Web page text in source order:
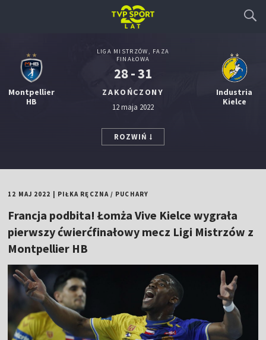
Montpellier
HB
LIGA MISTRZÓW, FAZA
FINAŁOWA
28 - 31
ZAKOŃCZONY
12 maja 2022
Industria
Kielce
ROZWIŃ
12 MAJ 2022 PIŁKA RĘCZNA/ PUCHARY
Francja podbita! Łomża Vive Kielce wygrała
pierwszy ćwierćfinałowy mecz Ligi Mistrzów z
Montpellier HB